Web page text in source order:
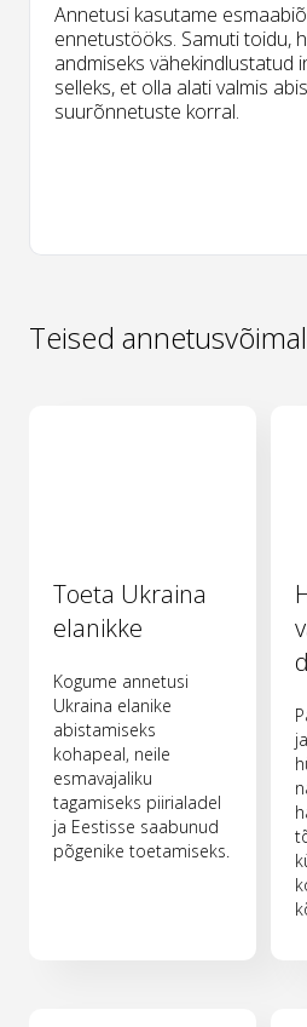
Annetusi kasutame
ennetustööks. Samuti toidu,
andmiseks vähekindlustatud
selleks, et olla alati valmis
suurõnnetuste korral.
Teised
Toeta Ukraina
elanikke
Kogume annetusi
Ukraina elanike
abistamiseks
kohapeal, neile
esmavajaliku
tagamiseks piirialadel
ja Eestisse saabunud
põgenike toetamiseks.